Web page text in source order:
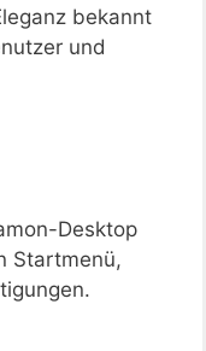
bekannt
und
Desktop
Startmenü,